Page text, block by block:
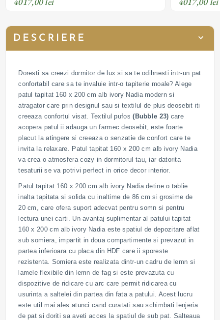
DESCRIERE
Doresti sa creezi dormitor de lux si sa te odihnesti intr-un pat
confortabil care sa te invaluie intr-o tapiterie moale? Alege
patul tapitat 160 x 200 cm alb ivory Nadia modern si
atragator care prin designul sau si textilul de plus deosebit iti
creeaza confortul visat. Textilul pufos(Bubble 23) care
acopera patul ii adauga un farmec deosebit, este foarte
placut la atingere si creeaza o senzatie de confort care te
invita la relaxare. Patul tapitat 160 x 200 cm alb ivory Nadia
va crea o atmosfera cozy in dormitorul tau, iar datorita
tesaturii se va potrivi perfect in orice decor interior.
Patul tapitat 160 x 200 cm alb ivory Nadia detine o tablie
inalta tapitata si solida cu inaltime de 86 cm si grosime de
20 cm, care ofera suport adecvat pentru somn si pentru
lectura unei carti. Un avantaj suplimentar al patului tapitat
160 x 200 cm alb ivory Nadia este spatiul de depozitare aflat
sub somiera, impartit in doua compartimente si prevazut in
partea inferioara cu placa din HDF care ii sporeste
rezistenta. Somiera este realizata dintr-un cadru de lemn si
lamele flexibile din lemn de fag si este prevazuta cu
dispozitive de ridicare cu arc care permit ridicarea cu
usurinta a saltelei din partea din fata a patului. Acest lucru
este util mai ales atunci cand curatati sau schimbati lenjeria
de pat si doriti sa aveti acces la spatiul de sub pat. Salteaua